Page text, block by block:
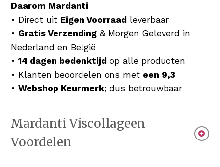
Daarom Mardanti
• Direct uit Eigen Voorraad leverbaar
• Gratis Verzending & Morgen Geleverd in
Nederland en België
•14 dagen bedenktijd op alle producten
• Klanten beoordelen ons met een 9,3
•Webshop Keurmerk; dus betrouwbaar
Mardanti Viscollageen
Voordelen